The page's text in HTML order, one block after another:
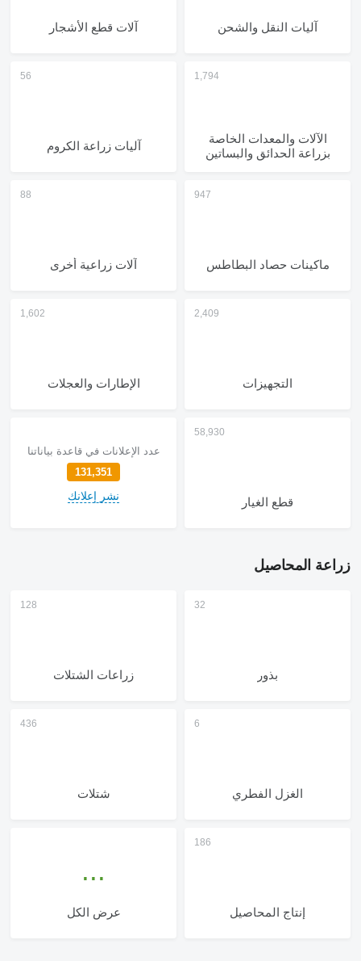
آليات النقل والشحن آلات قطع الأشجار
الآلات والمعدات الخاصة
بزراعة الحدائق والبساتين
آليات زراعة الكروم
ماكينات حصاد البطاطس آلات زراعية أخرى
التجهيزات الإطارات والعجلات
قطع الغيار
عدد الإعلانات في قاعدة بياناتنا
131,351
نشر إعلانك
زراعة المحاصيل
بذور زراعات الشتلات
الغزل الفطري شتلات
إنتاج المحاصيل عرض الكل